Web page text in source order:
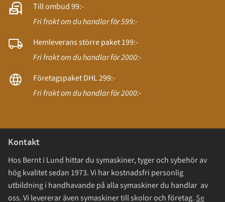
Till ombud 99:-
Fri frakt om du handlar för 599:-
Hemleverans större paket 199:-
Fri frakt om du handlar för 2000:-
Företagspaket DHL 299:-
Fri frakt om du handlar för 2000:-
Kontakt
Hos Bernt i Lund hittar du symaskiner, tyger och sybehör av
hög kvalitet sedan 1973. Vi har kostnadsfri personlig
utbildning i handhavande på alla symaskiner du handlar av
oss. Vi levererar även symaskiner till skolor och företag. Se